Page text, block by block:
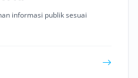
informasi publik sesuai